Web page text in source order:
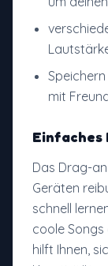
mit
Einfaches
Das Drag-
Geräten
schnell
coole
hilft Ihnen,